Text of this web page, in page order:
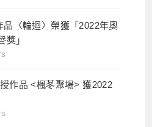
〈輪迴〉榮獲「2022年奧
獎」
作品 <楓苳聚場> 獲2022